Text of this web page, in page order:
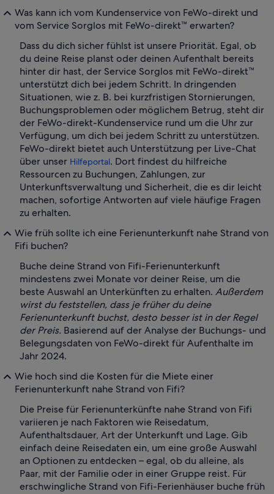
Was kann ich vom Kundenservice von FeWo-direkt und
vom Service Sorglos mit FeWo-direkt™ erwarten?
Dass du dich sicher fühlst ist unsere Priorität. Egal, ob
du deine Reise planst oder deinen Aufenthalt bereits
hinter dir hast, der Service Sorglos mit FeWo-direkt™
unterstützt dich bei jedem Schritt. In dringenden
Situationen, wie z. B. bei kurzfristigen Stornierungen,
Buchungsproblemen oder möglichem Betrug, steht dir
der FeWo-direkt-Kundenservice rund um die Uhr zur
Verfügung, um dich bei jedem Schritt zu unterstützen.
FeWo-direkt bietet auch Unterstützung per Live-Chat
über unser Hilfeportal. Dort findest du hilfreiche
Ressourcen zu Buchungen, Zahlungen, zur
Unterkunftsverwaltung und Sicherheit, die es dir leicht
machen, sofortige Antworten auf viele häufige Fragen
zu erhalten.
Wie früh sollte ich eine Ferienunterkunft nahe Strand von
Fifi buchen?
Buche deine Strand von Fifi-Ferienunterkunft
mindestens zwei Monate vor deiner Reise, um die
beste Auswahl an Unterkünften zu erhalten. Außerdem
wirst du feststellen, dass je früher du deine
Ferienunterkunft buchst, desto besser ist in der Regel
der Preis. Basierend auf der Analyse der Buchungs- und
Belegungsdaten von FeWo-direkt für Aufenthalte im
Jahr 2024.
Wie hoch sind die Kosten für die Miete einer
Ferienunterkunft nahe Strand von Fifi?
Die Preise für Ferienunterkünfte nahe Strand von Fifi
variieren je nach Faktoren wie Reisedatum,
Aufenthaltsdauer, Art der Unterkunft und Lage. Gib
einfach deine Reisedaten ein, um eine große Auswahl
an Optionen zu entdecken – egal, ob du alleine, als
Paar, mit der Familie oder in einer Gruppe reist. Für
erschwingliche Strand von Fifi-Ferienhäuser buche früh